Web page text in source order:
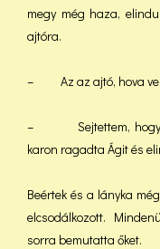
megy még haza,
ajtóra.
– Az az ajtó, hova
– Sejtettem, hogy fel
karon ragadta Ágit és
Beértek és a lányka
elcsodálkozott.
sorra bemutatta őket.